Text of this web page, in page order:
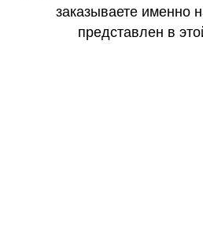
заказываете именно
представлен в